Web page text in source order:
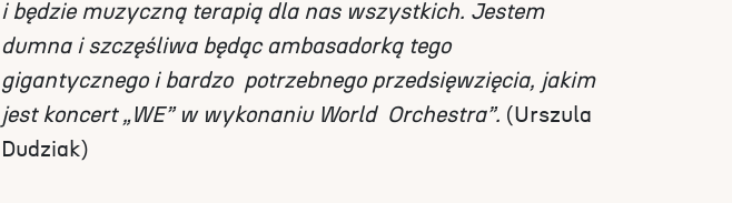
i będzie muzyczną terapią dla nas wszystkich. Jestem
dumna i szczęśliwa będąc ambasadorką tego
gigantycznego i bardzo potrzebnego przedsięwzięcia, jakim
jest koncert „WE” w wykonaniu World Orchestra”. (Urszula
Dudziak)